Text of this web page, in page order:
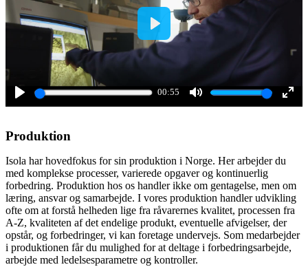
Play
00:55
Mute
Play
Produktion
Isola har hovedfokus for sin produktion i Norge. Her arbejder du
med komplekse processer, varierede opgaver og kontinuerlig
forbedring. Produktion hos os handler ikke om gentagelse, men om
læring, ansvar og samarbejde. I vores produktion handler udvikling
ofte om at forstå helheden lige fra råvarernes kvalitet, processen fra
A-Z, kvaliteten af ​​det endelige produkt, eventuelle afvigelser, der
opstår, og forbedringer, vi kan foretage undervejs. Som medarbejder
i produktionen får du mulighed for at deltage i forbedringsarbejde,
arbejde med ledelsesparametre og kontroller.